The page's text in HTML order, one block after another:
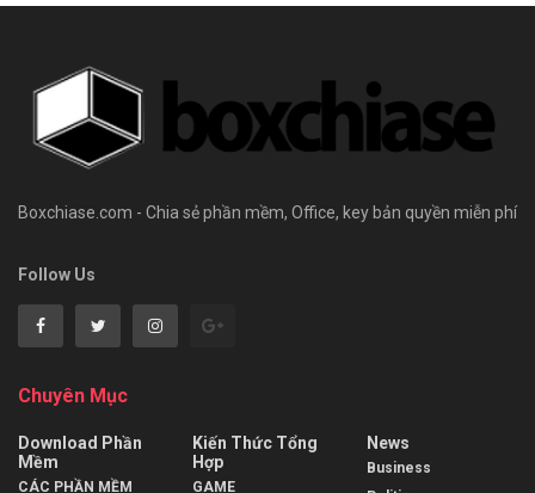
Boxchiase.com - Chia sẻ phần mềm, Office, key bản quyền miễn phí
Follow Us
Chuyên Mục
Download Phần
Mềm
CÁC PHẦN MỀM
Kiến Thức Tổng
Hợp
GAME
News
Business